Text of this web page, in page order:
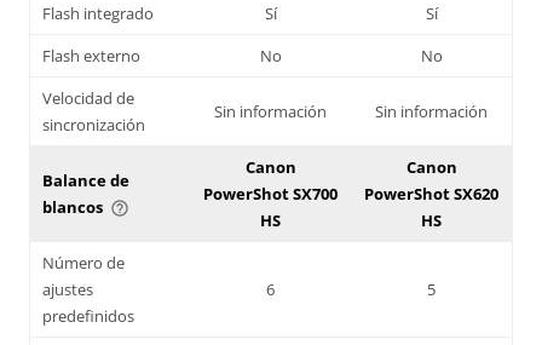
Flash integrado
Sí
Sí
Flash externo
No
No
Velocidad de
sincronización
Sin información Sin información
Balance de
blancos help_outline
Canon
PowerShot SX700
HS
Canon
PowerShot SX620
HS
Número de
ajustes
predefinidos
6 5